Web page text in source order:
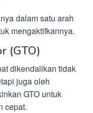
dalam satu arah
mengaktifkannya.
(GTO)
dikendalikan tidak
juga oleh
GTO untuk
cepat.